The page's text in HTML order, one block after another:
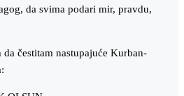
da svima podari mir, pravdu,
čestitam nastupajuće Kurban-